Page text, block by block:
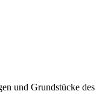
und Grundstücke des